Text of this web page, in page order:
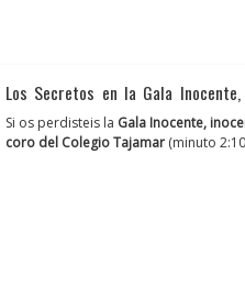
Los Secretos en la Gala
Si os perdisteis la Gala Inocente,
coro del Colegio Tajamar (minuto